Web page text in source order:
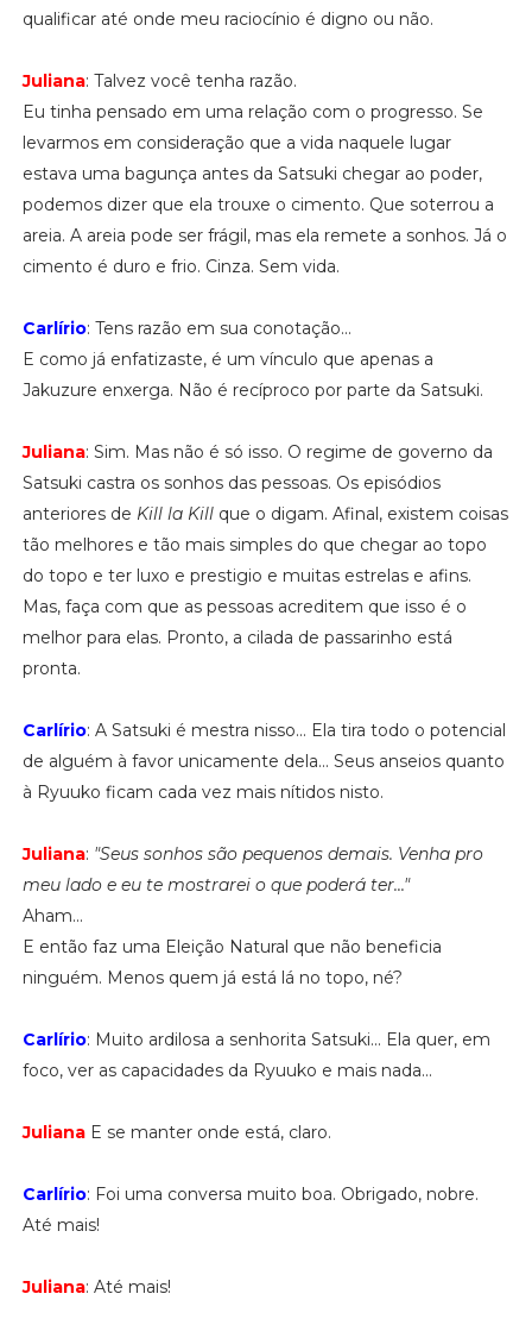
qualificar até onde meu raciocínio é digno ou não.
Juliana: Talvez você tenha razão.
Eu tinha pensado em uma relação com o progresso. Se
levarmos em consideração que a vida naquele lugar
estava uma bagunça antes da Satsuki chegar ao poder,
podemos dizer que ela trouxe o cimento. Que soterrou a
areia. A areia pode ser frágil, mas ela remete a sonhos. Já o
cimento é duro e frio. Cinza. Sem vida.
Carlírio: Tens razão em sua conotação...
E como já enfatizaste, é um vínculo que apenas a
Jakuzure enxerga. Não é recíproco por parte da Satsuki.
Juliana: Sim. Mas não é só isso. O regime de governo da
Satsuki castra os sonhos das pessoas. Os episódios
anteriores de Kill la Killque o digam. Afinal, existem coisas
tão melhores e tão mais simples do que chegar ao topo
do topo e ter luxo e prestigio e muitas estrelas e afins.
Mas, faça com que as pessoas acreditem que isso é o
melhor para elas. Pronto, a cilada de passarinho está
pronta.
Carlírio: A Satsuki é mestra nisso... Ela tira todo o potencial
de alguém à favor unicamente dela... Seus anseios quanto
à Ryuuko ficam cada vez mais nítidos nisto.
Juliana: "Seus sonhos são pequenos demais. Venha pro
meu lado e eu te mostrarei o que poderá ter..."
Aham...
E então faz uma Eleição Natural que não beneficia
ninguém. Menos quem já está lá no topo, né?
Carlírio: Muito ardilosa a senhorita Satsuki... Ela quer, em
foco, ver as capacidades da Ryuuko e mais nada...
JulianaE se manter onde está, claro.
Carlírio: Foi uma conversa muito boa. Obrigado, nobre.
Até mais!
Juliana: Até mais!